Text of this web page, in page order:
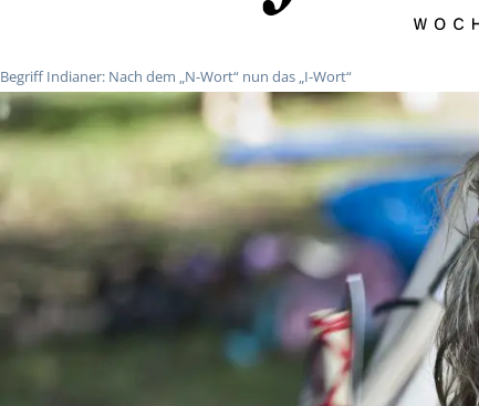
Begriff Indianer: Nach dem „N-Wort“ nun das „I-Wort“